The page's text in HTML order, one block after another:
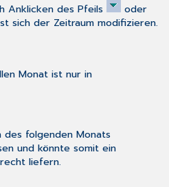
Anklicken des Pfeils
oder
sich der Zeitraum modifizieren.
Monat ist nur in
des folgenden Monats
und könnte somit ein
liefern.